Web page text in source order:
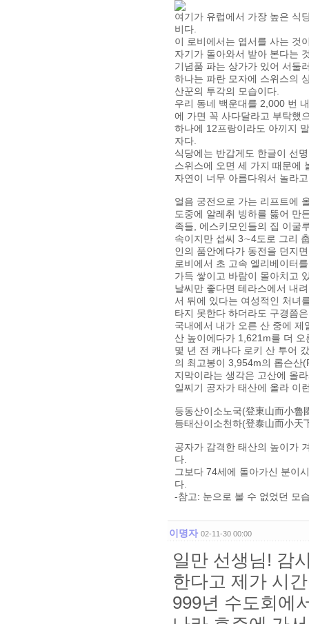
여기가 유럽에서 가장 높은 식
비다.
이 로비에서는 엽서를 사는 것
자기가 돌아와서 받아 본다는
기념품 파는 상가가 있어 서둘
하나는 파란 모자에 스위스의
산꾼의 투각의 모습이다.
우리 동네 백운대를 2,000 번
에 가면 꼭 사다달라고 부탁했
하나에 12프랑이라도 아끼지
자다.
식당에는 반갑게도 한글이 선
스위스에 오면 세 가지 때문에
자연이 너무 아름다워서 놀라
얼음 궁전으로 가는 리프트에
도중에 알레취 빙하를 뚫어 만
족들, 에스키모인들의 집 이굴
속이지만 섭씨 3∼4도로 그리
인의 품안에다가 동전을 던지
로비에서 초 고속 엘리베이터
가득 쌓이고 바람이 몰아치고
날씨만 좋다면 테라스에서 내
서 뒤에 있다는 여성적인 처녀
타지 못한다 하더라도 구경쯤
국내에서 내가 오른 산 중에
산 높이에다가 1,621m를 더 오
몇 년 전 캐나다 로키 산 투어
의 최고봉이 3,954m의 롭슨산
지막이라는 생각은 고산에 올
일찌기 공자가 태산에 올라 이
등동산이소노국(登東山而小魯
등태산이소천하(登泰山而小天
공자가 감격한 태산의 높이가
다.
그보다 74세에 돌아가신 분이
다.
-참고: 눈으로 볼 수 없었던 모
이명자 02-11-30 00:00
일만 선생님! 감
한다고 제가 시
999년 수도회에